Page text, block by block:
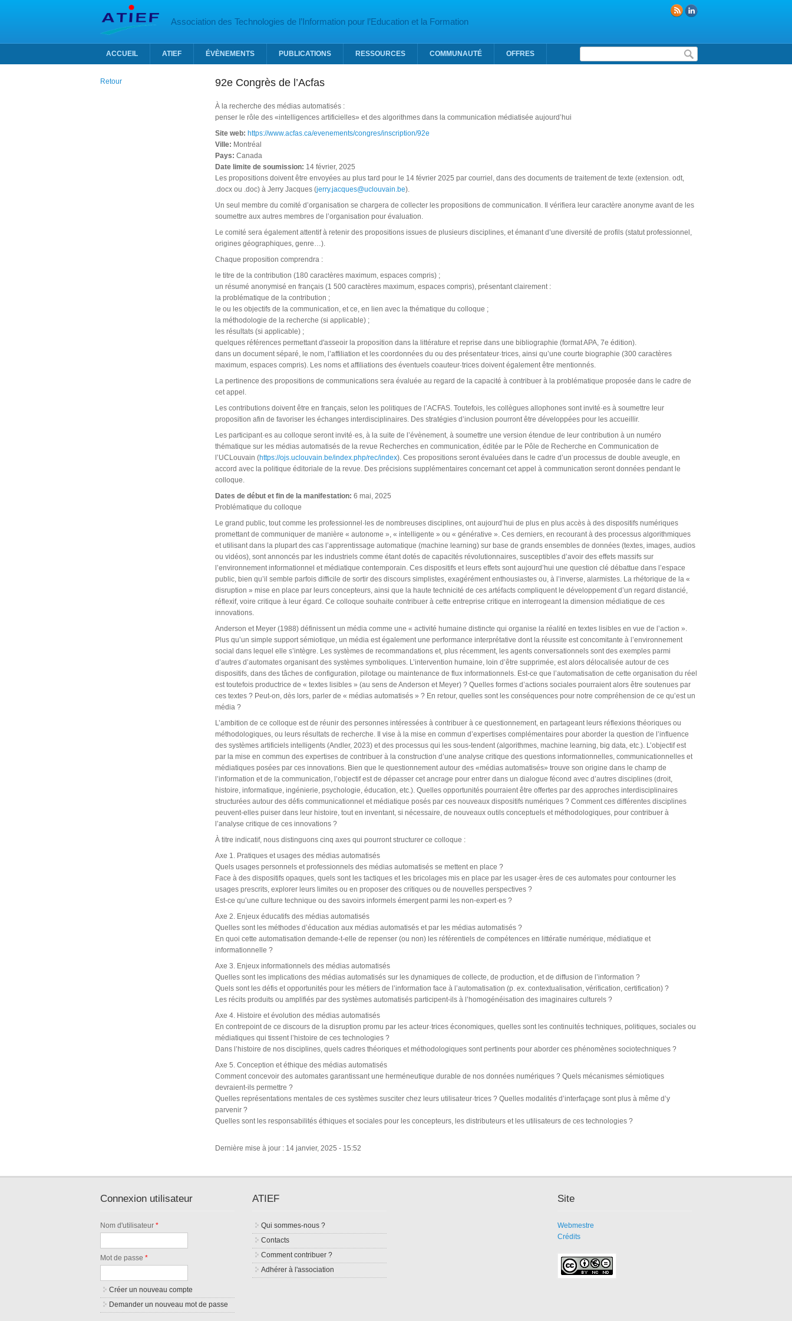
Association des Technologies de l’Information pour l’Education et la Formation
Formulaire de recherche
ACCUEIL ATIEF ÉVÈNEMENTS PUBLICATIONS RESSOURCES COMMUNAUTÉ OFFRES
92e Congrès de l’Acfas
À la recherche des médias automatisés :
penser le rôle des «intelligences artificielles» et des algorithmes dans la communication médiatisée aujourd’hui
Site web: https://www.acfas.ca/evenements/congres/inscription/92e
Ville: Montréal
Pays: Canada
Date limite de soumission: 14 février, 2025
Les propositions doivent être envoyées au plus tard pour le 14 février 2025 par courriel, dans des documents de traitement de texte (extension. odt,
.docx ou .doc) à Jerry Jacques (jerry.jacques@uclouvain.be).
Un seul membre du comité d’organisation se chargera de collecter les propositions de communication. Il vérifiera leur caractère anonyme avant de les
soumettre aux autres membres de l’organisation pour évaluation.
Le comité sera également attentif à retenir des propositions issues de plusieurs disciplines, et émanant d’une diversité de profils (statut professionnel,
origines géographiques, genre…).
Chaque proposition comprendra :
le titre de la contribution (180 caractères maximum, espaces compris) ;
un résumé anonymisé en français (1 500 caractères maximum, espaces compris), présentant clairement :
la problématique de la contribution ;
le ou les objectifs de la communication, et ce, en lien avec la thématique du colloque ;
la méthodologie de la recherche (si applicable) ;
les résultats (si applicable) ;
quelques références permettant d'asseoir la proposition dans la littérature et reprise dans une bibliographie (format APA, 7e édition).
dans un document séparé, le nom, l’affiliation et les coordonnées du ou des présentateur·trices, ainsi qu’une courte biographie (300 caractères
maximum, espaces compris). Les noms et affiliations des éventuels coauteur·trices doivent également être mentionnés.
La pertinence des propositions de communications sera évaluée au regard de la capacité à contribuer à la problématique proposée dans le cadre de
cet appel.
Les contributions doivent être en français, selon les politiques de l’ACFAS. Toutefois, les collègues allophones sont invité·es à soumettre leur
proposition afin de favoriser les échanges interdisciplinaires. Des stratégies d’inclusion pourront être développées pour les accueillir.
Les participant·es au colloque seront invité·es, à la suite de l’évènement, à soumettre une version étendue de leur contribution à un numéro
thématique sur les médias automatisés de la revue Recherches en communication, éditée par le Pôle de Recherche en Communication de
l’UCLouvain (https://ojs.uclouvain.be/index.php/rec/index). Ces propositions seront évaluées dans le cadre d’un processus de double aveugle, en
accord avec la politique éditoriale de la revue. Des précisions supplémentaires concernant cet appel à communication seront données pendant le
colloque.
Dates de début et fin de la manifestation: 6 mai, 2025
Problématique du colloque
Le grand public, tout comme les professionnel·les de nombreuses disciplines, ont aujourd’hui de plus en plus accès à des dispositifs numériques
promettant de communiquer de manière « autonome », « intelligente » ou « générative ». Ces derniers, en recourant à des processus algorithmiques
et utilisant dans la plupart des cas l’apprentissage automatique (machine learning) sur base de grands ensembles de données (textes, images, audios
ou vidéos), sont annoncés par les industriels comme étant dotés de capacités révolutionnaires, susceptibles d’avoir des effets massifs sur
l’environnement informationnel et médiatique contemporain. Ces dispositifs et leurs effets sont aujourd’hui une question clé débattue dans l’espace
public, bien qu’il semble parfois difficile de sortir des discours simplistes, exagérément enthousiastes ou, à l’inverse, alarmistes. La rhétorique de la «
disruption » mise en place par leurs concepteurs, ainsi que la haute technicité de ces artéfacts compliquent le développement d’un regard distancié,
réflexif, voire critique à leur égard. Ce colloque souhaite contribuer à cette entreprise critique en interrogeant la dimension médiatique de ces
innovations.
Anderson et Meyer (1988) définissent un média comme une « activité humaine distincte qui organise la réalité en textes lisibles en vue de l’action ».
Plus qu’un simple support sémiotique, un média est également une performance interprétative dont la réussite est concomitante à l’environnement
social dans lequel elle s’intègre. Les systèmes de recommandations et, plus récemment, les agents conversationnels sont des exemples parmi
d’autres d’automates organisant des systèmes symboliques. L’intervention humaine, loin d’être supprimée, est alors délocalisée autour de ces
dispositifs, dans des tâches de configuration, pilotage ou maintenance de flux informationnels. Est-ce que l’automatisation de cette organisation du réel
est toutefois productrice de « textes lisibles » (au sens de Anderson et Meyer) ? Quelles formes d’actions sociales pourraient alors être soutenues par
ces textes ? Peut-on, dès lors, parler de « médias automatisés » ? En retour, quelles sont les conséquences pour notre compréhension de ce qu’est un
média ?
L’ambition de ce colloque est de réunir des personnes intéressées à contribuer à ce questionnement, en partageant leurs réflexions théoriques ou
méthodologiques, ou leurs résultats de recherche. Il vise à la mise en commun d’expertises complémentaires pour aborder la question de l’influence
des systèmes artificiels intelligents (Andler, 2023) et des processus qui les sous-tendent (algorithmes, machine learning, big data, etc.). L’objectif est
par la mise en commun des expertises de contribuer à la construction d’une analyse critique des questions informationnelles, communicationnelles et
médiatiques posées par ces innovations. Bien que le questionnement autour des «médias automatisés» trouve son origine dans le champ de
l’information et de la communication, l’objectif est de dépasser cet ancrage pour entrer dans un dialogue fécond avec d’autres disciplines (droit,
histoire, informatique, ingénierie, psychologie, éducation, etc.). Quelles opportunités pourraient être offertes par des approches interdisciplinaires
structurées autour des défis communicationnel et médiatique posés par ces nouveaux dispositifs numériques ? Comment ces différentes disciplines
peuvent-elles puiser dans leur histoire, tout en inventant, si nécessaire, de nouveaux outils conceptuels et méthodologiques, pour contribuer à
l’analyse critique de ces innovations ?
À titre indicatif, nous distinguons cinq axes qui pourront structurer ce colloque :
Axe 1. Pratiques et usages des médias automatisés
Quels usages personnels et professionnels des médias automatisés se mettent en place ?
Face à des dispositifs opaques, quels sont les tactiques et les bricolages mis en place par les usager·ères de ces automates pour contourner les
usages prescrits, explorer leurs limites ou en proposer des critiques ou de nouvelles perspectives ?
Est-ce qu’une culture technique ou des savoirs informels émergent parmi les non-expert·es ?
Axe 2. Enjeux éducatifs des médias automatisés
Quelles sont les méthodes d’éducation aux médias automatisés et par les médias automatisés ?
En quoi cette automatisation demande-t-elle de repenser (ou non) les référentiels de compétences en littératie numérique, médiatique et
informationnelle ?
Axe 3. Enjeux informationnels des médias automatisés
Quelles sont les implications des médias automatisés sur les dynamiques de collecte, de production, et de diffusion de l’information ?
Quels sont les défis et opportunités pour les métiers de l’information face à l’automatisation (p. ex. contextualisation, vérification, certification) ?
Les récits produits ou amplifiés par des systèmes automatisés participent-ils à l’homogénéisation des imaginaires culturels ?
Axe 4. Histoire et évolution des médias automatisés
En contrepoint de ce discours de la disruption promu par les acteur·trices économiques, quelles sont les continuités techniques, politiques, sociales ou
médiatiques qui tissent l’histoire de ces technologies ?
Dans l’histoire de nos disciplines, quels cadres théoriques et méthodologiques sont pertinents pour aborder ces phénomènes sociotechniques ?
Axe 5. Conception et éthique des médias automatisés
Comment concevoir des automates garantissant une herméneutique durable de nos données numériques ? Quels mécanismes sémiotiques
devraient-ils permettre ?
Quelles représentations mentales de ces systèmes susciter chez leurs utilisateur·trices ? Quelles modalités d’interfaçage sont plus à même d’y
parvenir ?
Quelles sont les responsabilités éthiques et sociales pour les concepteurs, les distributeurs et les utilisateurs de ces technologies ?
Dernière mise à jour : 14 janvier, 2025 - 15:52
Retour
Connexion utilisateur
Nom d'utilisateur*
Mot de passe*
Créer un nouveau compte
Demander un nouveau mot de passe
ATIEF
Qui sommes-nous ?
Contacts
Comment contribuer ?
Adhérer à l'association
Site
Webmestre
Crédits